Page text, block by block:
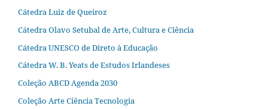
Cátedra Luiz de Queiroz
Cátedra Olavo Setubal de Arte, Cultura e Ciência
Cátedra UNESCO de Direto à Educação
Cátedra W. B. Yeats de Estudos Irlandeses
Coleção ABCD Agenda 2030
Coleção Arte Ciência Tecnologia